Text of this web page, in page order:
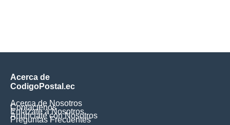
Acerca de
CodigoPostal.ec
Acerca de Nosotros
Contáctenos
Enlázate a Nosotros
Anúnciate con Nosotros
Preguntas Frecuentes